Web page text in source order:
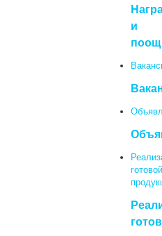
и
готовой